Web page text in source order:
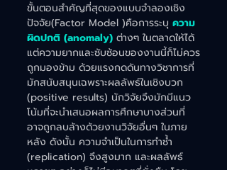
ขั้นตอนสำคัญที่สุดของแบบจำลองเชิง
ปัจจัย(Factor Model )คือการระบุ ความ
ผิดปกติ (anomaly) ต่างๆ ในตลาดให้ได้
แต่ความยากและซับซ้อนของงานนี้ก็ไม่ควร
ถูกมองข้าม ด้วยแรงกดดันทางวิชาการที่
มักสนับสนุนเฉพราะผลลัพธ์ในเชิงบวก
(positive results) นักวิจัยจึงมักมีแนว
โน้มที่จะนำเสนอผลการศึกษาบางส่วนที่
อาจถูกลบล้างด้วยงานวิจัยอื่นๆ ในภาย
หลัง ดังนั้น ความจำเป็นในการทำซ้ำ
(replication) จึงสูงมาก และผลลัพธ์